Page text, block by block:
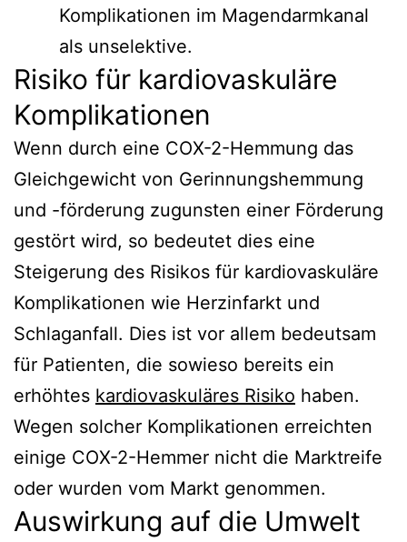
Komplikationen im Magendarmkanal
als unselektive.
Risiko für kardiovaskuläre
Komplikationen
Wenn durch eine COX-2-Hemmung das
Gleichgewicht von Gerinnungshemmung
und -förderung zugunsten einer Förderung
gestört wird, so bedeutet dies eine
Steigerung des Risikos für kardiovaskuläre
Komplikationen wie Herzinfarkt und
Schlaganfall. Dies ist vor allem bedeutsam
für Patienten, die sowieso bereits ein
erhöhtes kardiovaskuläres Risiko haben.
Wegen solcher Komplikationen erreichten
einige COX-2-Hemmer nicht die Marktreife
oder wurden vom Markt genommen.
Auswirkung auf die Umwelt